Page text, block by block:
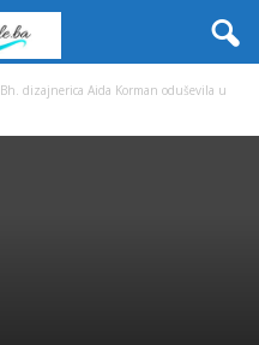
Bh. dizajnerica Aida Korman oduševila u